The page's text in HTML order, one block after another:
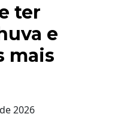
ter
e
mais
2026